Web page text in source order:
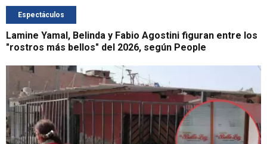
Espectáculos
Lamine Yamal, Belinda y Fabio Agostini figuran entre los
"rostros más bellos" del 2026, según People